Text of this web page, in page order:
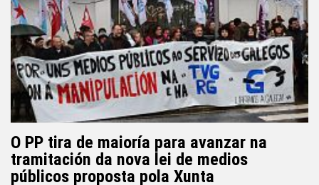
O PP tira de maioría para avanzar na
tramitación da nova lei de medios
públicos proposta pola Xunta